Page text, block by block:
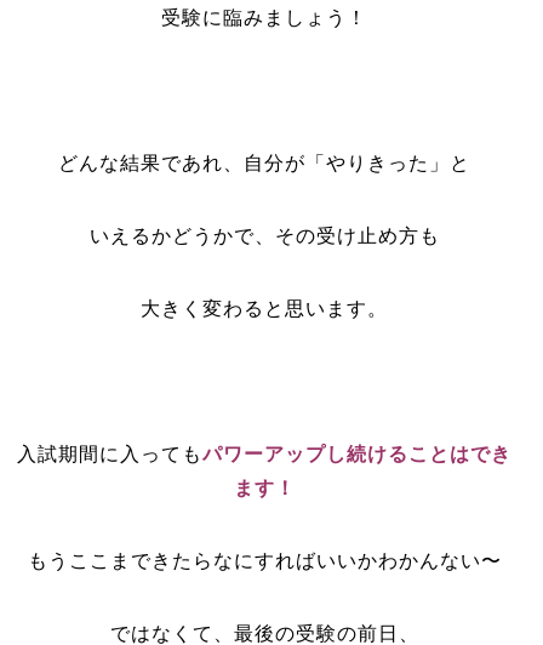
受験に臨みましょう！
どんな結果であれ、自分が「やりきった」と
いえるかどうかで、その受け止め方も
大きく変わると思います。
入試期間に入ってもパワーアップし続けることはでき
ます！
もうここまできたらなにすればいいかわかんない〜
ではなくて、最後の受験の前日、